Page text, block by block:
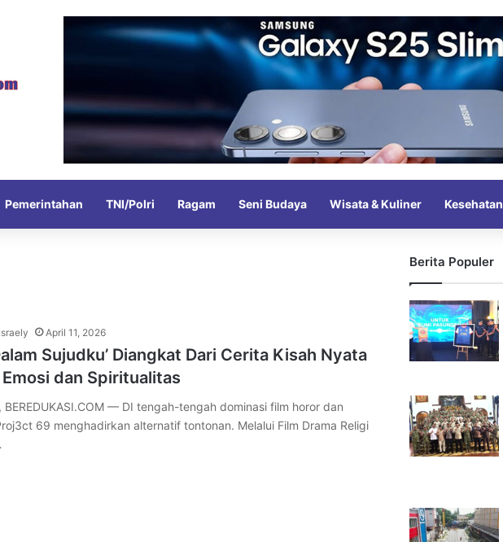
Pemerintahan TNI/Polri Ragam Seni Budaya Wisata & Kuliner Kesehatan
April 11, 2026
Sujudku’ Diangkat Dari Cerita Kisah Nyata
dan Spiritualitas
BEREDUKASI.COM — DI tengah-tengah dominasi film horor dan
69 menghadirkan alternatif tontonan. Melalui Film Drama Religi
Berita Populer